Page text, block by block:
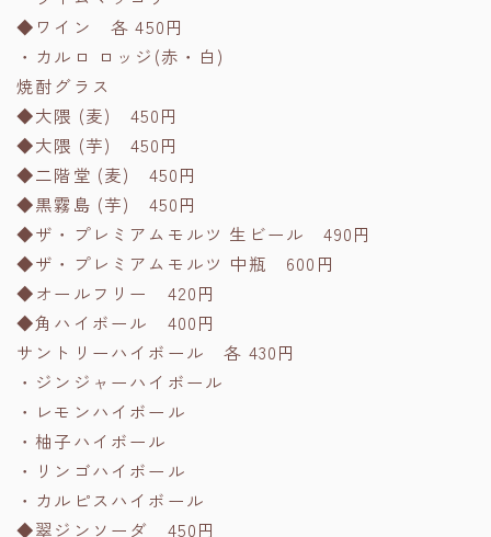
◆ワイン 各 450円
・カルロ ロッジ(赤・白)
焼酎グラス
◆大隈 (麦) 450円
◆大隈 (芋) 450円
◆二階堂 (麦) 450円
◆黒霧島 (芋) 450円
◆ザ・プレミアムモルツ 生ビール 490円
◆ザ・プレミアムモルツ 中瓶 600円
◆オールフリー 420円
◆角ハイボール 400円
サントリーハイボール 各 430円
・ジンジャーハイボール
・レモンハイボール
・柚子ハイボール
・リンゴハイボール
・カルピスハイボール
◆翠ジンソーダ 450円